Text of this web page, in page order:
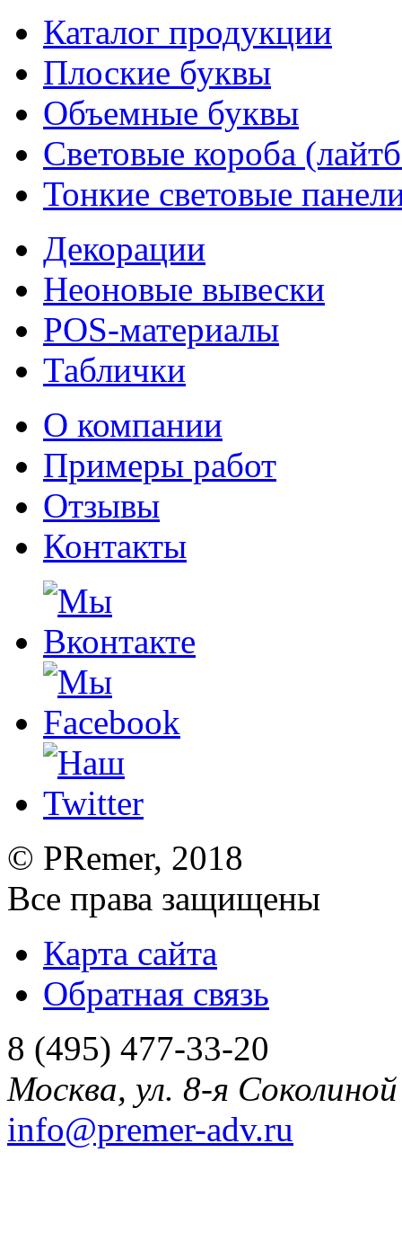
Каталог продукции
Плоские буквы
Объемные буквы
Световые короба
Тонкие световые
Декорации
Неоновые вывески
POS-материалы
Таблички
О компании
Примеры работ
Отзывы
Контакты
© PRemer, 2018
Все права защищены
Карта сайта
Обратная связь
8 (495) 477-33-20
Москва, ул. 8-я
info@premer-adv.ru